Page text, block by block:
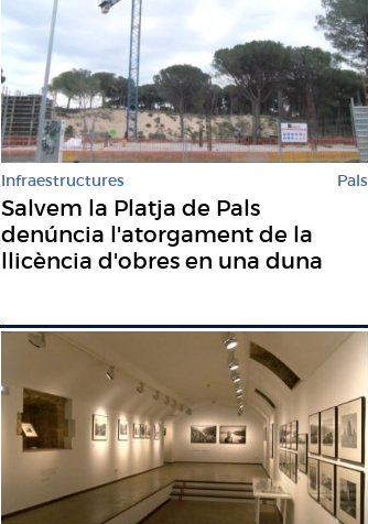
Infraestructures Pals
Salvem la Platja de Pals
denúncia l'atorgament de la
llicència d'obres en una duna